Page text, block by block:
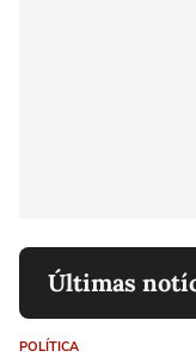
Últimas
POLÍTICA